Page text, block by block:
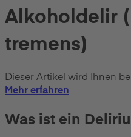
Alkoholdelir
tremens)
Dieser Artikel wird Ihnen
Mehr erfahren
Was ist ein